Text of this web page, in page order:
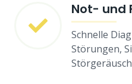
Not- und
Schnelle
Störungen,